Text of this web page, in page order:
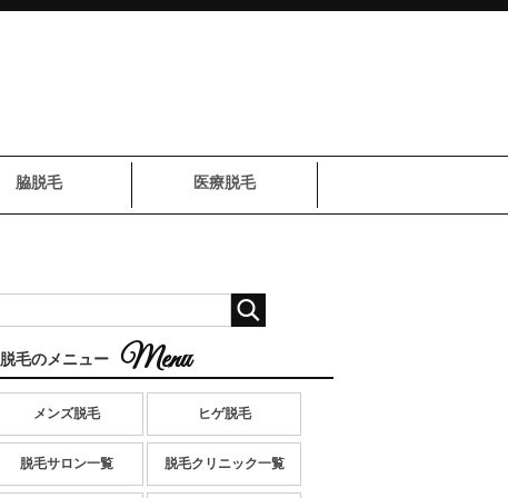
脇脱毛 医療脱毛
脱毛のメニュー
メンズ脱毛 ヒゲ脱毛
脱毛サロン一覧 脱毛クリニック一覧